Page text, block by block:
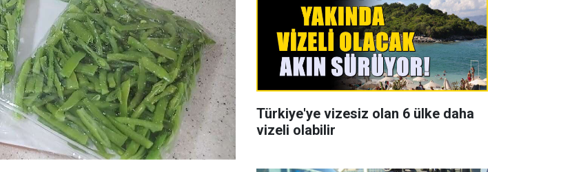
Türkiye'ye vizesiz olan 6 ülke daha
vizeli olabilir